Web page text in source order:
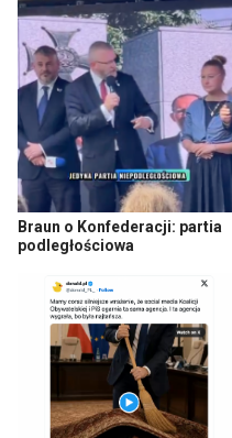
Braun o Konfederacji: partia
podległościowa